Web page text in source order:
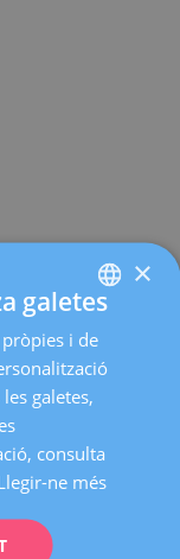
per la Imatge
Central de
Universitari
SPANISH
CATALÀ
FRENCH
×
galetes
i de
galetes,
consulta
ne més